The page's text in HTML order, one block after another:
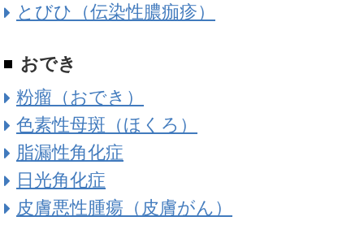
とびひ（伝染性膿痂疹）
おでき
粉瘤（おでき）
色素性母斑（ほくろ）
脂漏性角化症
日光角化症
皮膚悪性腫瘍（皮膚がん）